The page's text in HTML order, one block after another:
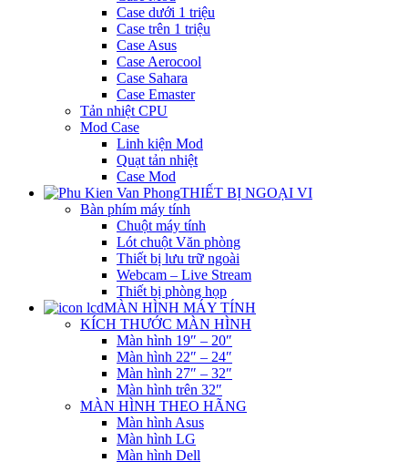
Case dưới 1 triệu
Case trên 1 triệu
Case Asus
Case Aerocool
Case Sahara
Case Emaster
Tản nhiệt CPU
Mod Case
Linh kiện Mod
Quạt tản nhiệt
Case Mod
THIẾT BỊ NGOẠI VI
Bàn phím máy tính
Chuột máy tính
Lót chuột Văn phòng
Thiết bị lưu trữ ngoài
Webcam – Live Stream
Thiết bị phòng họp
MÀN HÌNH MÁY TÍNH
KÍCH THƯỚC MÀN HÌNH
Màn hình 19″ – 20″
Màn hình 22″ – 24″
Màn hình 27″ – 32″
Màn hình trên 32″
MÀN HÌNH THEO HÃNG
Màn hình Asus
Màn hình LG
Màn hình Dell